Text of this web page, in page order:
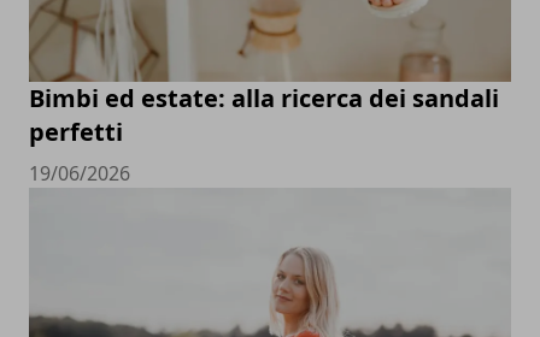
Bimbi ed estate: alla ricerca dei sandali
perfetti
19/06/2026